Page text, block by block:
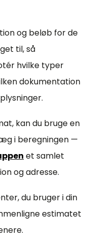
og beløb for de
til, så
hvilke typer
dokumentation
kan du bruge en
i beregningen —
et samlet
og adresse.
du bruger i din
estimatet